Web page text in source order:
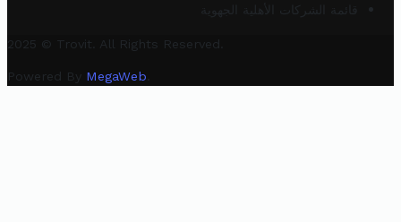
قائمة الشركات الأهلية الجهوية
2025 © Trovit. All Rights Reserved.
Powered By MegaWeb